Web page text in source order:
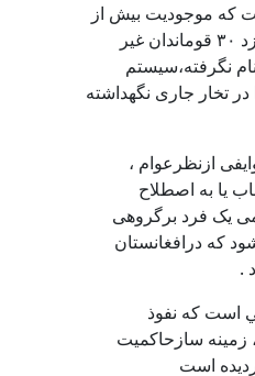
که موجوديت بيش از
٨٠٠٠ ميل سلاح نزد ٣٠ قوماندان غير
نگرفته،سيستم
تخار جارى نگهداشته
ازنظرعوام ،
یا به اصطلاح
یک فرد برگروهى
كه درافغانستان
.
است كه نفوذ
زمينه سازحاكميت
است